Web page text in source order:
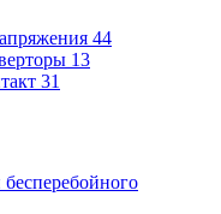
44
13
31